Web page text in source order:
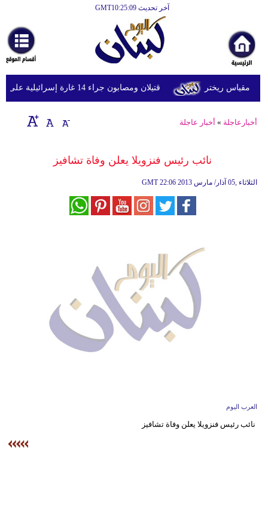
آخر تحديث GMT10:25:09
أخبارعاجلة
رياضة
ثقافة
إقتصاد
إسلامية
قتيلان ومصابون جراء 14 غارة إسرائيلية على شرق وجنوب لبنان
أخبارعاجلة » أخبار عاجلة
نائب رئيس فنزويلا يعلن وفاة تشافيز
GMT 22:06 2013 الثلاثاء ,05 آذار/ مارس
العرب اليوم
نائب رئيس فنزويلا يعلن وفاة تشافيز